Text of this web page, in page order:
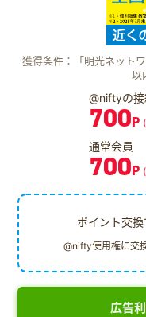
獲得条件：「明光ネット
以
@niftyの
700P
通常会員
700P
ポイント交
@nifty使用権に交
広告